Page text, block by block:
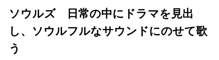
MENU
ソウルズ 日常の中にドラマを見出
し、ソウルフルなサウンドにのせて歌
う